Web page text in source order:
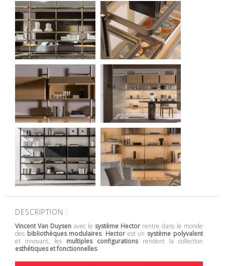
DESCRIPTION :
Vincent Van Duysen avec le système Hector rentre dans le monde
des bibliothèques modulaires. Hector est un système polyvalent
et innovant, les multiples configurationsrendent la collection
esthétiques et fonctionnelles.